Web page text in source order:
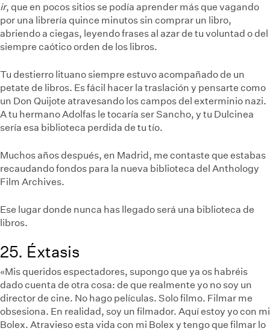
ir, que en pocos sitios se podía aprender más que vagando
por una librería quince minutos sin comprar un libro,
abriendo a ciegas, leyendo frases al azar de tu voluntad o del
siempre caótico orden de los libros.
Tu destierro lituano siempre estuvo acompañado de un
petate de libros. Es fácil hacer la traslación y pensarte como
un Don Quijote atravesando los campos del exterminio nazi.
A tu hermano Adolfas le tocaría ser Sancho, y tu Dulcinea
sería esa biblioteca perdida de tu tío.
Muchos años después, en Madrid, me contaste que estabas
recaudando fondos para la nueva biblioteca del Anthology
Film Archives.
Ese lugar donde nunca has llegado será una biblioteca de
libros.
25. Éxtasis
«Mis queridos espectadores, supongo que ya os habréis
dado cuenta de otra cosa: de que realmente yo no soy un
director de cine. No hago películas. Solo filmo. Filmar me
obsesiona. En realidad, soy un filmador. Aquí estoy yo con mi
Bolex. Atravieso esta vida con mi Bolex y tengo que filmar lo